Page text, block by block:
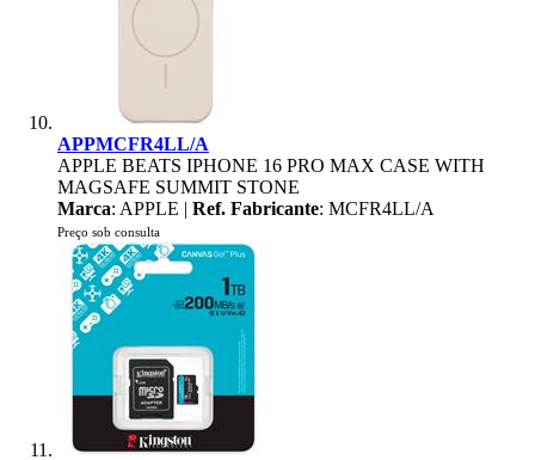
APPMCFR4LL/A
APPLE BEATS IPHONE 16 PRO MAX CASE WITH
MAGSAFE SUMMIT STONE
Marca: APPLE | Ref. Fabricante: MCFR4LL/A
Preço sob consulta